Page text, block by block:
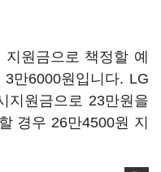
원금으로 책정할 예
만6000원입니다. LG
지원금으로 23만원을
경우 26만4500원 지